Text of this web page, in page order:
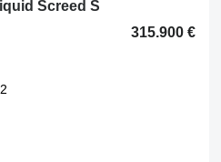
Screed S
315.900 €